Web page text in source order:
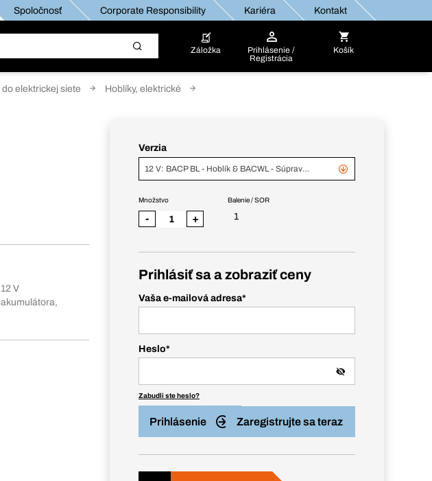
Spoločnosť Corporate Responsibility Kariéra Kontakt
Záložka
Prihlásenie /
Registrácia
Košík
elektrickej siete
Hoblíky, elektrické
V
Verzia
12 V: BACP BL - Hoblík & BACWL - Súprava bitov, vrtákov a svetlo, v BC+
Balenie / SOR
1
Množstvo
- +
Prihlásiť sa a zobraziť ceny
Vaša e-mailová adresa*
Heslo*
Zabudli ste heslo?
Prihlásenie Zaregistrujte sa teraz